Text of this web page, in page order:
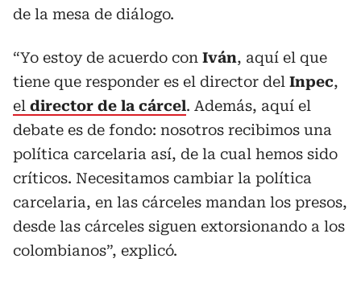
de la mesa de diálogo.
“Yo estoy de acuerdo con Iván, aquí el que
tiene que responder es el director del Inpec,
el director de la cárcel. Además, aquí el
debate es de fondo: nosotros recibimos una
política carcelaria así, de la cual hemos sido
críticos. Necesitamos cambiar la política
carcelaria, en las cárceles mandan los presos,
desde las cárceles siguen extorsionando a los
colombianos”, explicó.